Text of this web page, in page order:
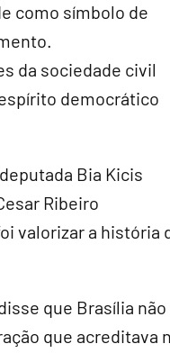
como símbolo de
da sociedade civil
democrático
Bia Kicis
Ribeiro
valorizar a história
que Brasília
que acreditava